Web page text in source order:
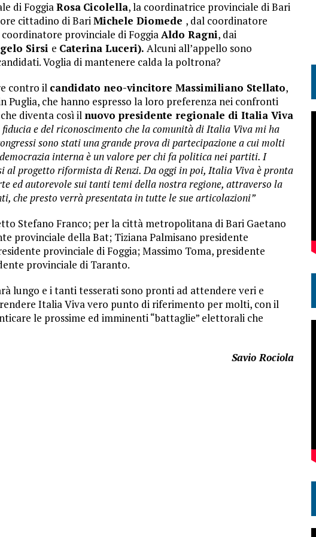
di FoggiaRosa Cicolella, la coordinatrice provinciale di Bari
cittadino di BariMichele Diomede , dal coordinatore
coordinatore provinciale di FoggiaAldo Ragni, dai
Sirsi e Caterina Luceri). Alcuni all’appello sono
Voglia di mantenere calda la poltrona?
contro il candidato neo-vincitore Massimiliano Stellato,
Puglia, che hanno espresso la loro preferenza nei confronti
diventa così il nuovo presidente regionale di Italia Viva
e del riconoscimento che la comunità di Italia Viva mi ha
sono stati una grande prova di partecipazione a cui molti
interna è un valore per chi fa politica nei partiti. I
al progetto riformista di Renzi. Da oggi in poi, Italia Viva è pronta
ed autorevole sui tanti temi della nostra regione, attraverso la
che presto verrà presentata in tutte le sue articolazioni”
Stefano Franco; per la città metropolitana di Bari Gaetano
provinciale della Bat; Tiziana Palmisano presidente
provinciale di Foggia; Massimo Toma, presidente
provinciale di Taranto.
lungo e i tanti tesserati sono pronti ad attendere veri e
Italia Viva vero punto di riferimento per molti, con il
le prossime ed imminenti “battaglie” elettorali che
Savio Rociola